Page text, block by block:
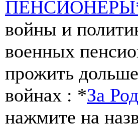
войны и
военных
прожить
войнах : *За
нажмите на